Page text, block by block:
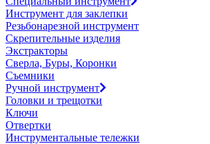
Инструмент для заклепки
Резьбонарезной инструмент
Скрепительные изделия
Экстракторы
Сверла, Буры, Коронки
Съемники
Ручной инструмент
Головки и трещотки
Ключи
Отвертки
Инструментальные тележки